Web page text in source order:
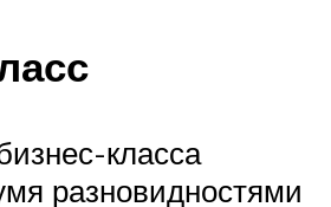
класса
разновидностями